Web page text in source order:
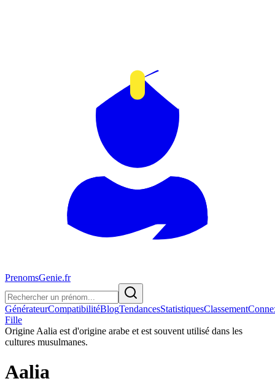
PrenomsGenie.fr
GénérateurCompatibilitéBlogTendancesStatistiquesClassement
Fille
Origine Aalia est d'origine arabe et est souvent utilisé dans les
cultures musulmanes.
Aalia